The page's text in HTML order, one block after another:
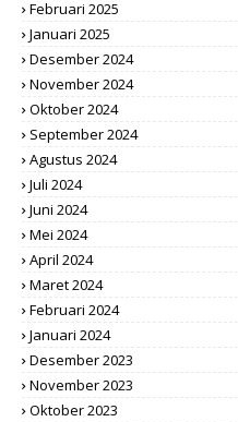
Februari 2025
Januari 2025
Desember 2024
November 2024
Oktober 2024
September 2024
Agustus 2024
Juli 2024
Juni 2024
Mei 2024
April 2024
Maret 2024
Februari 2024
Januari 2024
Desember 2023
November 2023
Oktober 2023